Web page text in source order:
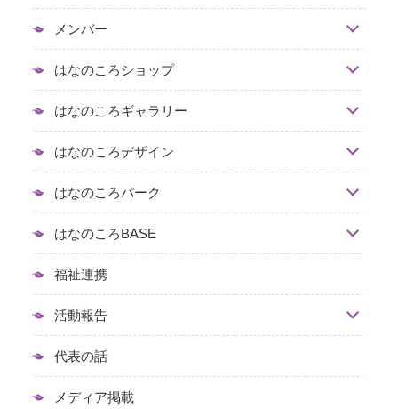
メンバー
はなのころショップ
はなのころギャラリー
はなのころデザイン
はなのころパーク
はなのころBASE
福祉連携
活動報告
代表の話
メディア掲載